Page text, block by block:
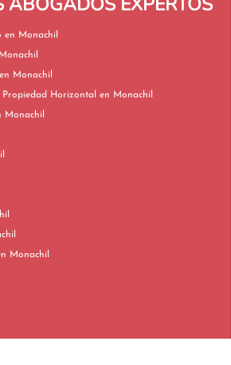
Derecho Administrativo en Monachil
en Monachil
Derecho Farmacéutico en Monachil
Derecho Inmobiliario y Propiedad Horizontal en Monachil
Urbanístico en Monachil
Médicas en Monachil